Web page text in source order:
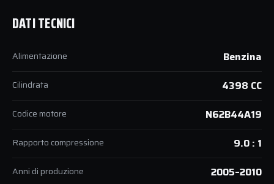
DATI TECNICI
Alimentazione Benzina
Cilindrata 4398 CC
Codice motore N62B44A19
Rapporto compressione 9.0 : 1
Anni di produzione 2005–2010